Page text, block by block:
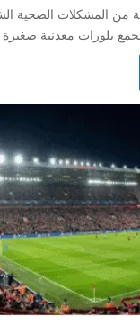
من المشكلات الصحية
بلورات معدنية